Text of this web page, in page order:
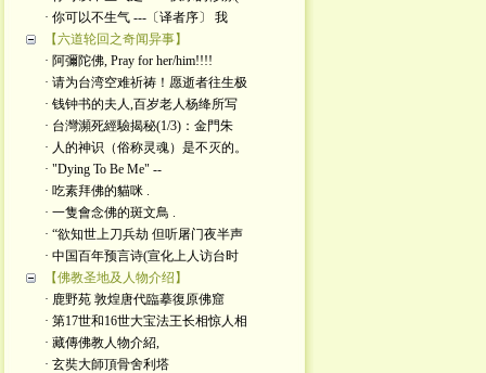
· 你可以不生气 ---〔译者序〕 我
【六道轮回之奇闻异事】
· 阿彌陀佛, Pray for her/him!!!!
· 请为台湾空难祈祷！愿逝者往生极
· 钱钟书的夫人,百岁老人杨绛所写
· 台灣瀕死經驗揭秘(1/3)：金門朱
· 人的神识（俗称灵魂）是不灭的。
· "Dying To Be Me" --
· 吃素拜佛的貓咪 .
· 一隻會念佛的斑文鳥 .
· “欲知世上刀兵劫 但听屠门夜半声
· 中国百年预言诗(宣化上人访台时
【佛教圣地及人物介绍】
· 鹿野苑 敦煌唐代臨摹復原佛窟
· 第17世和16世大宝法王长相惊人相
· 藏傳佛教人物介紹,
· 玄奘大師頂骨舍利塔